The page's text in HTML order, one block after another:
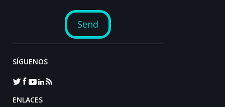
SÍGUENOS
ENLACES